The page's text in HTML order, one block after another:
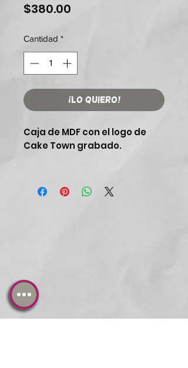
$380.00
Cantidad *
¡LO QUIERO!
Caja de MDF con el logo de
Cake Town grabado.
¡Elige los sabores de dulces